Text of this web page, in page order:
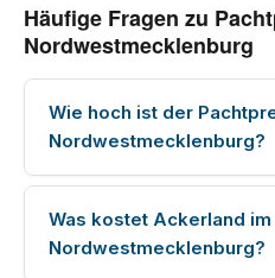
Häufige Fragen zu
Nordwestmecklenburg
Wie hoch ist der
Nordwestmecklenburg?
Was kostet Ackerland im
Nordwestmecklenburg?